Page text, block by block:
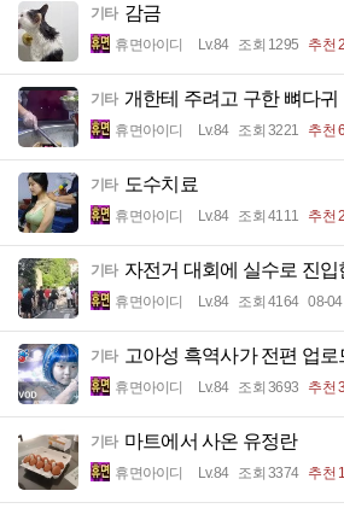
기타 감금
휴면아이디 Lv.84 조회 1295 추천 2
기타 개한테 주려고 구한 뼈다귀
휴면아이디 Lv.84 조회 3221 추천 6
기타 도수치료
휴면아이디 Lv.84 조회 4111 추천 2
기타 자전거 대회에 실수로 진입
휴면아이디 Lv.84 조회 4164 08-04
기타 고아성 흑역사가 전편 업로
휴면아이디 Lv.84 조회 3693 추천 3
기타 마트에서 사온 유정란
휴면아이디 Lv.84 조회 3374 추천 1